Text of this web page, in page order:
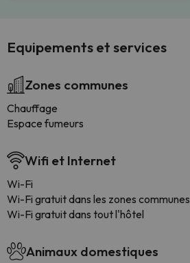
Equipements et services
Zones communes
Chauffage
Espace fumeurs
Wifi et Internet
Wi-Fi
Wi-Fi gratuit dans les zones communes
Wi-Fi gratuit dans tout l'hôtel
Animaux domestiques